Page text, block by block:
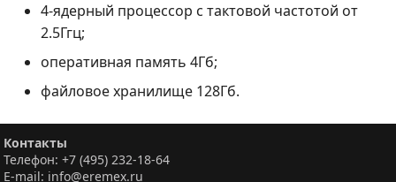
4-ядерный процессор с тактовой частотой от
2.5Ггц;
оперативная память 4Гб;
файловое хранилище 128Гб.
Контакты
Телефон: +7 (495) 232-18-64
E-mail: info@eremex.ru